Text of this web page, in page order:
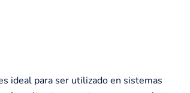
ideal para ser utilizado en sistemas